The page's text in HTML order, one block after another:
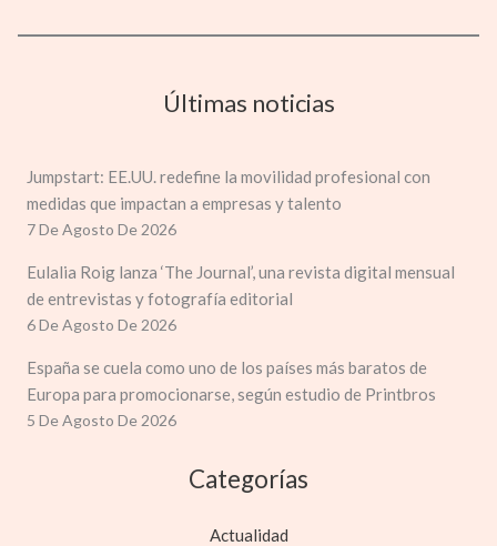
Últimas noticias
Jumpstart: EE.UU. redefine la movilidad profesional con
medidas que impactan a empresas y talento
7 De Agosto De 2026
Eulalia Roig lanza ‘The Journal’, una revista digital mensual
de entrevistas y fotografía editorial
6 De Agosto De 2026
España se cuela como uno de los países más baratos de
Europa para promocionarse, según estudio de Printbros
5 De Agosto De 2026
Categorías
Actualidad